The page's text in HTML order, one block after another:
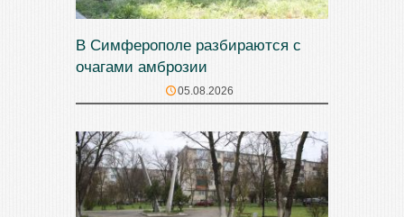
В Симферополе разбираются с
очагами амброзии
05.08.2026